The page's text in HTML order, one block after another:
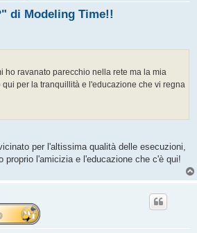
di Modeling Time!!
ho ravanato parecchio nella rete ma la mia
per la tranquillità e l'educazione che vi regna
per l'altissima qualità delle esecuzioni,
proprio l'amicizia e l'educazione che c'è qui!